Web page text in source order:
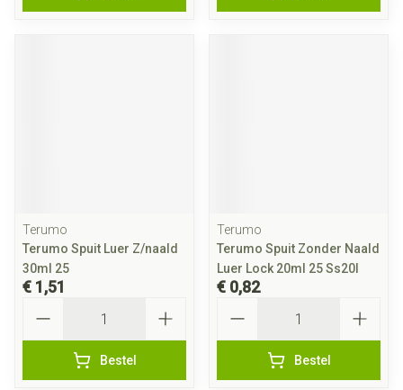
Terumo
Terumo Spuit Luer Z/naald
30ml 25
€ 1,51
Bestel
Terumo
Terumo Spuit Zonder Naald
Luer Lock 20ml 25 Ss20l
€ 0,82
Bestel